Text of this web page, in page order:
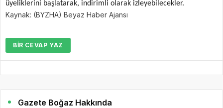
üyeliklerini başlatarak, indirimli olarak izleyebilecekler.
Kaynak: (BYZHA) Beyaz Haber Ajansı
BIR CEVAP YAZ
Gazete Boğaz Hakkında